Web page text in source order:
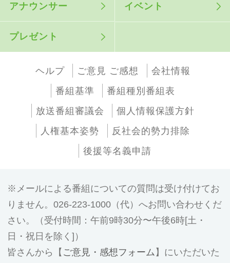
アナウンサー イベント
プレゼント
ヘルプ ご意見 ご感想
会社情報
番組基準
番組種別番組表
放送番組審議会
個人情報保護方針
人権基本姿勢
反社会的勢力排除
後援等名義申請
メールによる番組についての質問は受け付けてお
りません。026-223-1000（代）へお問い合わせくだ
さい。（受付時間：午前9時30分〜午後6時[土・
日・祝日を除く]）
皆さんから【 ご意見・感想フォーム 】にいただいた